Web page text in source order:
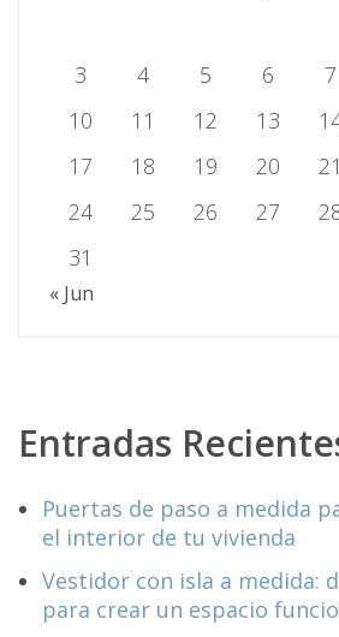
3
4 5 6 7
10
11 12 13
17
18 19 20 21
24
25 26 27
31
« Jun
Entradas
Puertas de paso a medida
el interior de tu vivienda
Vestidor con isla a medida:
para crear un espacio